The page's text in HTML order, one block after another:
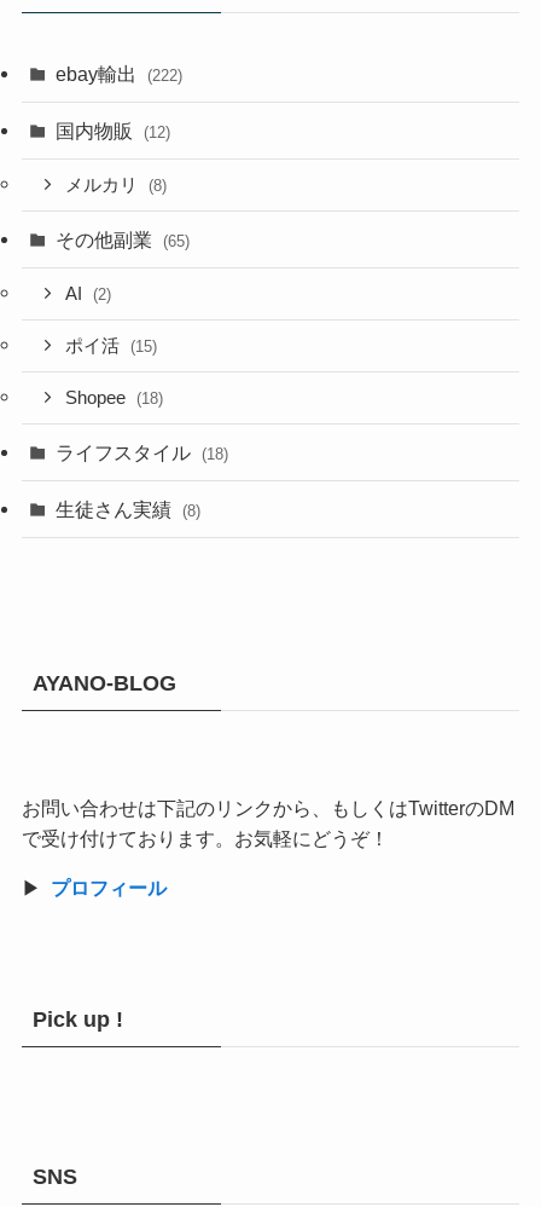
ebay輸出 (222)
国内物販 (12)
メルカリ (8)
その他副業 (65)
AI (2)
ポイ活 (15)
Shopee (18)
ライフスタイル (18)
生徒さん実績 (8)
AYANO-BLOG
お問い合わせは下記のリンクから、もしくはTwitterのDM
で受け付けております。お気軽にどうぞ！
▶︎ プロフィール
Pick up !
SNS